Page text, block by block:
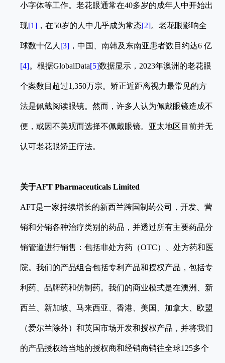
小字体等工作。老花眼通常在40多岁的成年人中开始出
现[1] ，在50岁的人中几乎成为常态[2]。老花眼影响全
球数十亿人 [3] ，中国、南韩及东南亚患者数目约达6 亿
[4]。根据GlobalData[5]数据显示，2023年澳洲的老花眼
个案数目超过1,350万宗。矫正近距离视力最常见的方
法是佩戴阅读眼镜。然而，许多人认为佩戴眼镜造成不
便，或因不美观而选择不佩戴眼镜。亚太地区目前并无
认可老花眼矫正疗法。
关于AFT Pharmaceuticals Limited
AFT是一家持续增长的新西兰跨国制药公司，开发、营
销和分销各种治疗类别的药品，并透过所有主要药品分
销管道进行销售：包括非处方药（OTC）、处方药和医
院。我们的产品组合包括专利产品和授权产品，包括专
利药、品牌药和仿制药。我们的商业模式是在澳洲、新
西兰、新加坡、马来西亚、香港、美国、加拿大、欧盟
（爱尔兰除外）和英国市场开发和授权产品，并将我们
的产品授权给当地的授权商和经销商销往全球125多个